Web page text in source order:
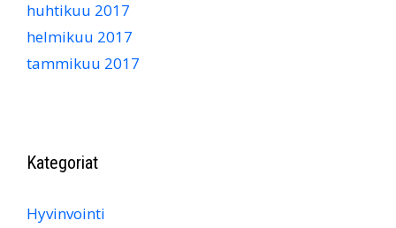
huhtikuu 2017
helmikuu 2017
tammikuu 2017
Kategoriat
Hyvinvointi